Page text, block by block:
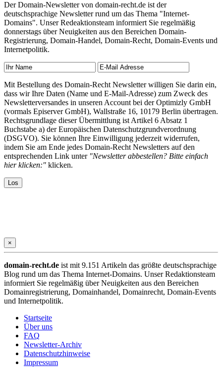
Der Domain-Newsletter von domain-recht.de ist der
deutschsprachige Newsletter rund um das Thema "Internet-
Domains". Unser Redeaktionsteam informiert Sie regelmäßig
donnerstags über Neuigkeiten aus den Bereichen Domain-
Registrierung, Domain-Handel, Domain-Recht, Domain-Events und
Internetpolitik.
Mit Bestellung des Domain-Recht Newsletter willigen Sie darin ein,
dass wir Ihre Daten (Name und E-Mail-Adresse) zum Zweck des
Newsletterversandes in unseren Account bei der Optimizly GmbH
(vormals Episerver GmbH), Wallstraße 16, 10179 Berlin übertragen.
Rechtsgrundlage dieser Übermittlung ist Artikel 6 Absatz 1
Buchstabe a) der Europäischen Datenschutzgrundverordnung
(DSGVO). Sie können Ihre Einwilligung jederzeit widerrufen,
indem Sie am Ende jedes Domain-Recht Newsletters auf den
entsprechenden Link unter "Newsletter abbestellen? Bitte einfach
hier klicken:" klicken.
×
domain-recht.de ist mit 9.151 Artikeln das größte deutschsprachige
Blog rund um das Thema Internet-Domains. Unser Redaktionsteam
informiert Sie regelmäßig über Neuigkeiten aus den Bereichen
Domainregistrierung, Domainhandel, Domainrecht, Domain-Events
und Internetpolitik.
Startseite
Über uns
FAQ
Newsletter-Archiv
Datenschutzhinweise
Impressum